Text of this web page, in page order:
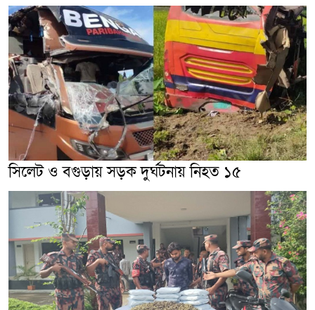
সিলেট ও বগুড়ায় সড়ক দুর্ঘটনায় নিহত ১৫